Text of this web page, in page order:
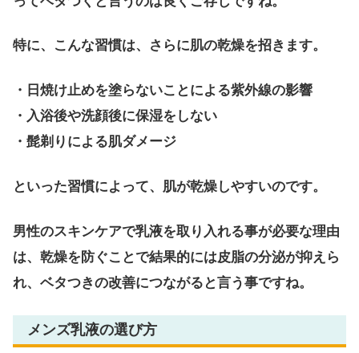
特に、こんな習慣は、さらに肌の乾燥を招きます。
・日焼け止めを塗らないことによる紫外線の影響
・入浴後や洗顔後に保湿をしない
・髭剃りによる肌ダメージ
といった習慣によって、肌が乾燥しやすいのです。
男性のスキンケアで乳液を取り入れる事が必要な理由
は、乾燥を防ぐことで結果的には皮脂の分泌が抑えら
れ、ベタつきの改善につながると言う事ですね。
メンズ乳液の選び方